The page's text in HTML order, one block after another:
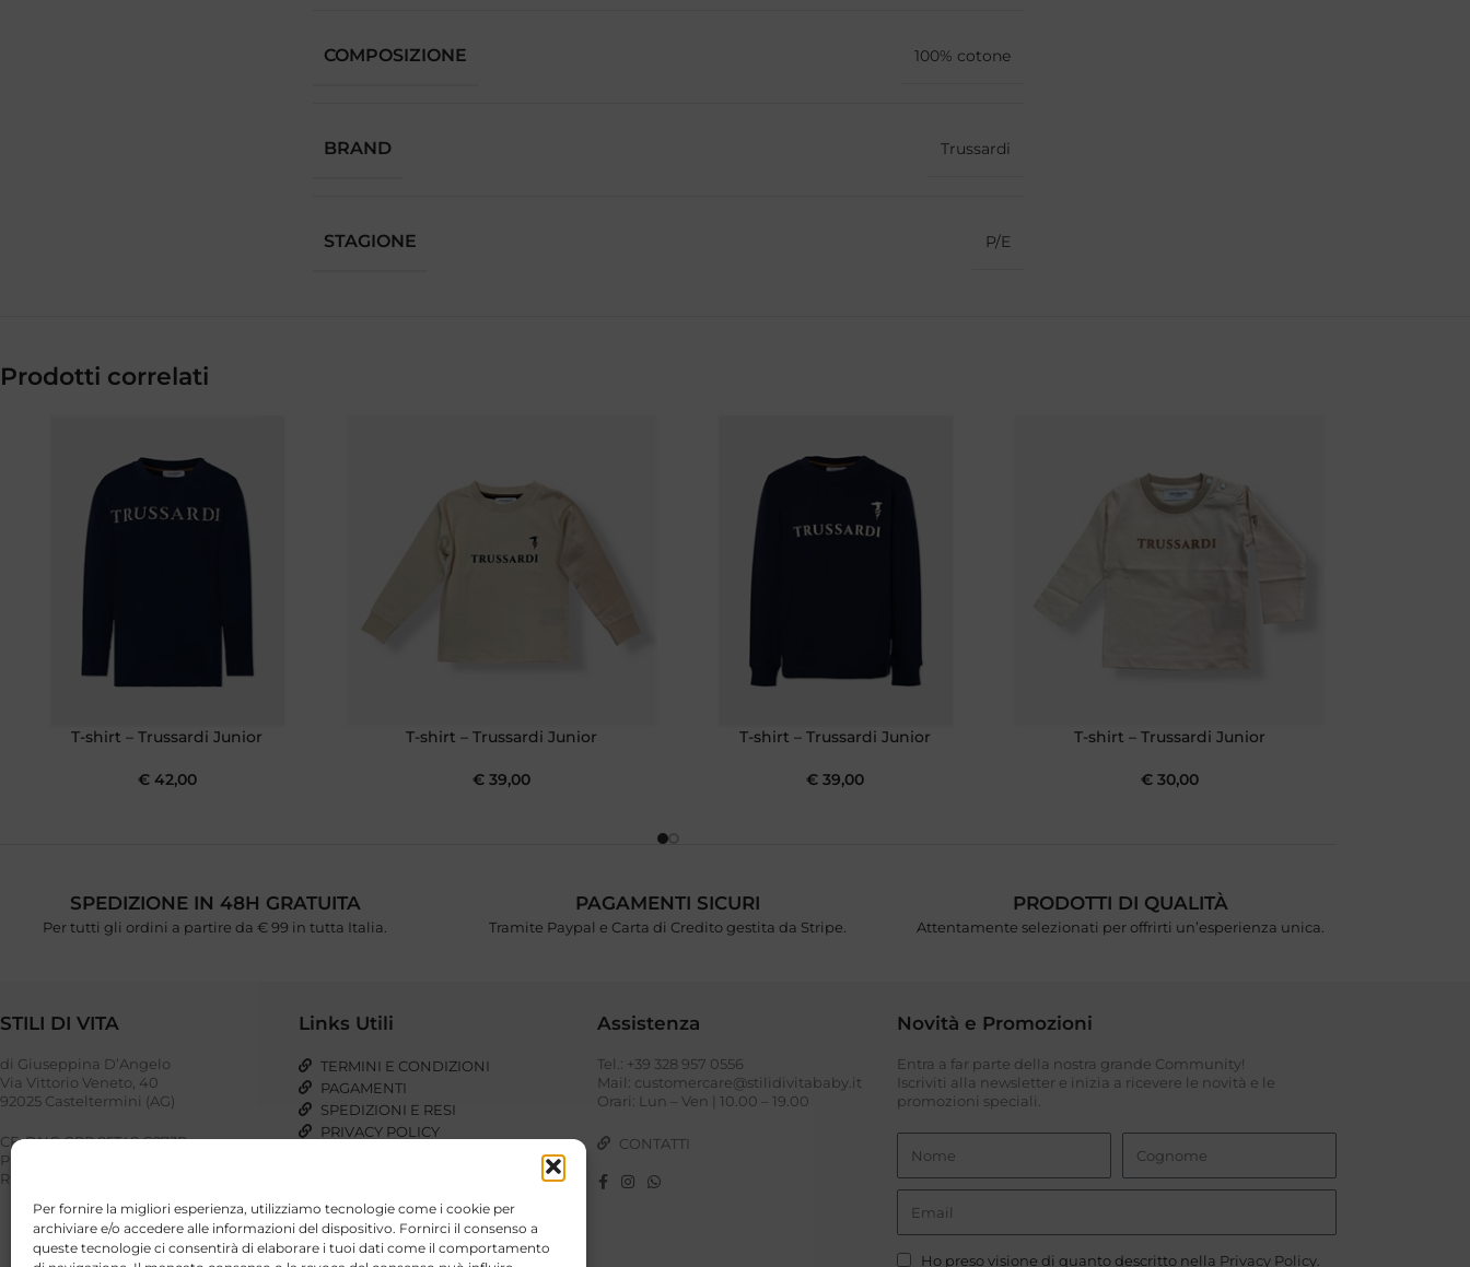
Per fornire la migliori esperienza, utilizziamo tecnologie come i cookie per
archiviare e/o accedere alle informazioni del dispositivo. Fornirci il consenso a
queste tecnologie ci consentirà di elaborare i tuoi dati come il comportamento
COMPOSIZIONE 100% cotone
BRAND Trussardi
STAGIONE P/E
Prodotti correlati
T-shirt – Trussardi Junior
€42,00
T-shirt – Trussardi Junior
€39,00
T-shirt – Trussardi Junior
€ 39,00
T-shirt – Trussardi Junior
€30,00
SPEDIZIONE IN 48H GRATUITA
Per tutti gli ordini a partire da € 99 in tutta Italia.
PAGAMENTI SICURI
Tramite Paypal e Carta di Credito gestita da Stripe.
PRODOTTI DI QUALITÀ
Attentamente selezionati per offrirti un’esperienza unica.
STILI DI VITA
di Giuseppina D’Angelo
Via Vittorio Veneto, 40
92025 Casteltermini (AG)
CF: DNG GPP 85T48 G273P
P. IVA: 03023110848
REA: AG – 221948
Links Utili
TERMINI E CONDIZIONI
PAGAMENTI
SPEDIZIONI E RESI
PRIVACY POLICY
Assistenza
Tel.: +39 328 957 0556
Mail: customercare@stilidivitababy.it
Orari: Lun – Ven | 10.00 – 19.00
CONTATTI
Novità e Promozioni
Entra a far parte della nostra grande Community!
Iscriviti alla newsletter e inizia a ricevere le novità e le
promozioni speciali.
Ho preso visione di quanto descritto nella Privacy Policy.